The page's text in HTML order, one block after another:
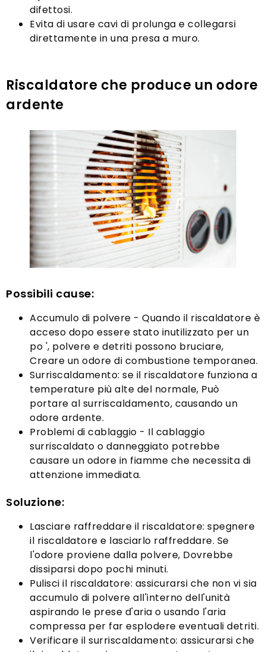
difettosi.
Evita di usare cavi di prolunga e collegarsi
direttamente in una presa a muro.
Riscaldatore che produce un odore
ardente
Possibili cause:
Accumulo di polvere - Quando il riscaldatore è
acceso dopo essere stato inutilizzato per un
po ', polvere e detriti possono bruciare,
Creare un odore di combustione temporanea.
Surriscaldamento: se il riscaldatore funziona a
temperature più alte del normale, Può
portare al surriscaldamento, causando un
odore ardente.
Problemi di cablaggio - Il cablaggio
surriscaldato o danneggiato potrebbe
causare un odore in fiamme che necessita di
attenzione immediata.
Soluzione:
Lasciare raffreddare il riscaldatore: spegnere
il riscaldatore e lasciarlo raffreddare. Se
l'odore proviene dalla polvere, Dovrebbe
dissiparsi dopo pochi minuti.
Pulisci il riscaldatore: assicurarsi che non vi sia
accumulo di polvere all'interno dell'unità
aspirando le prese d'aria o usando l'aria
compressa per far esplodere eventuali detriti.
Verificare il surriscaldamento: assicurarsi che